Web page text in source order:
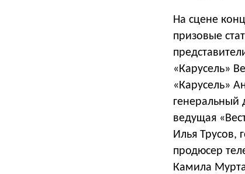
На сцене
призовые
«Карусель»
«Карусель»
генеральный
ведущая
Илья Трусов,
продюсер
Камила